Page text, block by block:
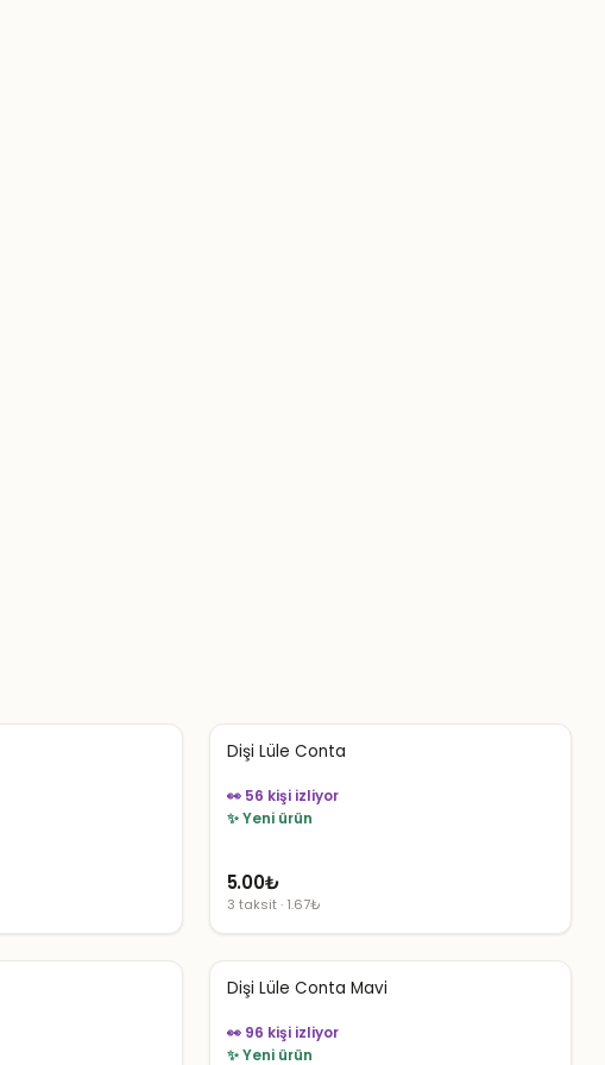
Dişi Lüle Conta
👀 56 kişi izliyor
✨ Yeni ürün
5.00₺
3 taksit · 1.67₺
Dişi Lüle Conta Mavi
👀 96 kişi izliyor
✨ Yeni ürün